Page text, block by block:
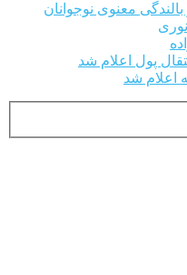
معنوی نوجوانان
پول اعلام شد
اعلام شد